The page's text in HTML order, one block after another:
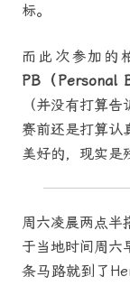
标。
而此次参加的
PB（Personal
（并没有打算
赛前还是打算认
美好的，现实是
周六凌晨两点半
于当地时间周六
条马路就到了